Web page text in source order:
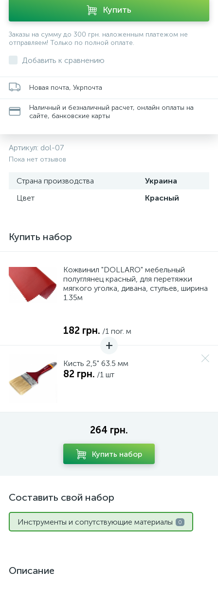
Купить
Заказы на сумму до 300 грн. наложенным платежом не
отправляем! Только по полной оплате.
Добавить к сравнению
Новая почта, Укрпочта
Наличный и безналичный расчет, онлайн оплаты на
сайте, банковские карты
Артикул: dol-07
Пока нет отзывов
Страна производства
Украина
Цвет
Красный
Купить набор
Кожвинил "DOLLARO" мебельный
полуглянец красный, для перетяжки
мягкого уголка, дивана, стульев, ширина
1.35м
182 грн. /1 пог. м
Кисть 2,5" 63.5 мм
82 грн. /1 шт
264 грн.
Купить набор
Составить свой набор
Инструменты и сопутствующие материалы 0
Описание